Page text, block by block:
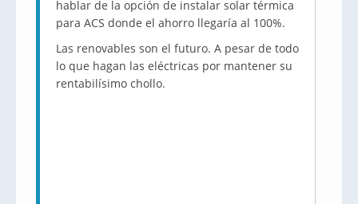
hablar de la opción de instalar solar térmica
para ACS donde el ahorro llegaría al 100%.
Las renovables son el futuro. A pesar de todo
lo que hagan las eléctricas por mantener su
rentabilísimo chollo.